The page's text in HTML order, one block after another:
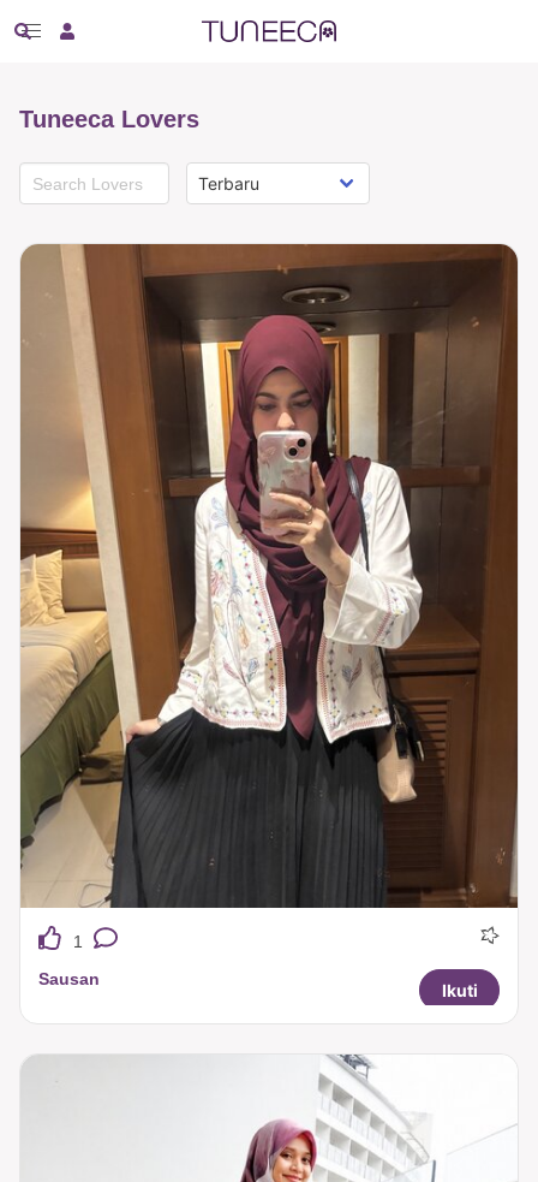
Tuneeca Lovers
1
Sausan
Ikuti